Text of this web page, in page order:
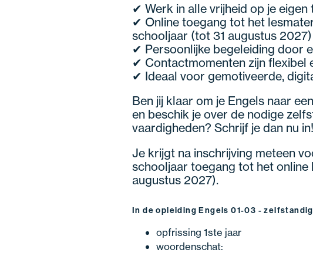
✔ Werk in alle vrijheid op je eigen
✔ Online toegang tot het
schooljaar (tot 31 augustus 2027)
✔ Persoonlijke begeleiding door
✔ Contactmomenten zijn flexibel
✔ Ideaal voor gemotiveerde,
Ben jij klaar om je Engels naar
en beschik je over de nodige
vaardigheden? Schrijf je dan nu in!
Je krijgt na inschrijving meteen
schooljaar toegang tot het online
augustus 2027).
In de opleiding Engels 01-03 -
opfrissing 1ste jaar
woordenschat: